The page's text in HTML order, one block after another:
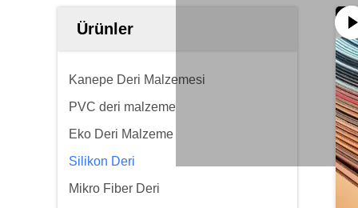
Ürünler
Kanepe Deri Malzemesi
PVC deri malzeme
Eko Deri Malzeme
Silikon Deri
Mikro Fiber Deri